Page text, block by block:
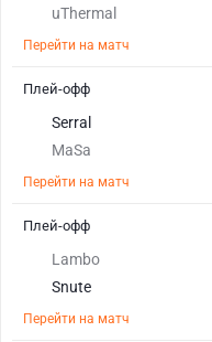
uThermal
Перейти на матч
Serral
MaSa
Перейти на матч
Плей-офф
Lambo
Snute
Перейти на матч
Плей-офф